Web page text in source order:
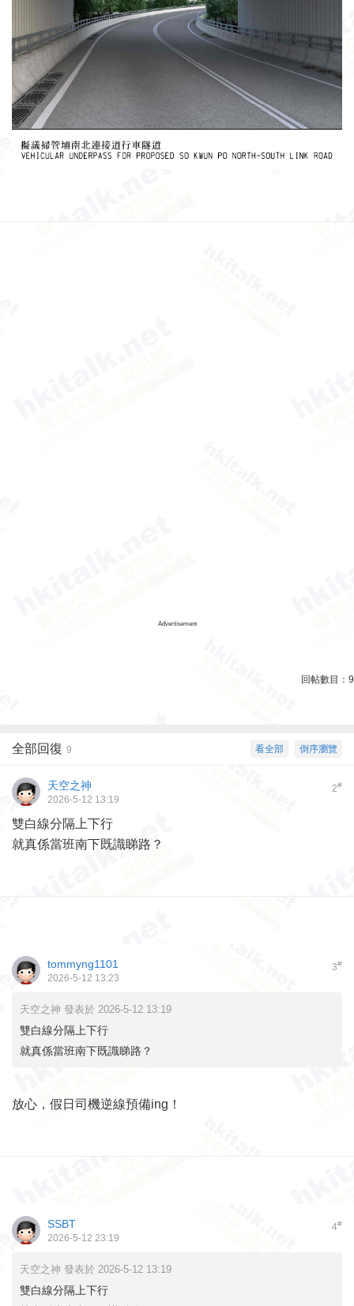
Advertisement
回帖數目： 9
倒序瀏覽
看全部
全部回復 9
2#
天空之神
2026-5-12 13:19
雙白線分隔上下行
就真係當班南下既識睇路？
3#
tommyng1101
2026-5-12 13:23
天空之神 發表於 2026-5-12 13:19
雙白線分隔上下行
就真係當班南下既識睇路？
放心，假日司機逆線預備ing！
4#
SSBT
2026-5-12 23:19
天空之神 發表於 2026-5-12 13:19
雙白線分隔上下行